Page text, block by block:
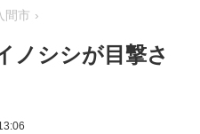
間市
ノシシが目撃さ